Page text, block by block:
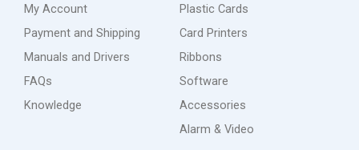
My Account
Payment and Shipping
Manuals and Drivers
FAQs
Knowledge
Plastic Cards
Card Printers
Ribbons
Software
Accessories
Alarm & Video